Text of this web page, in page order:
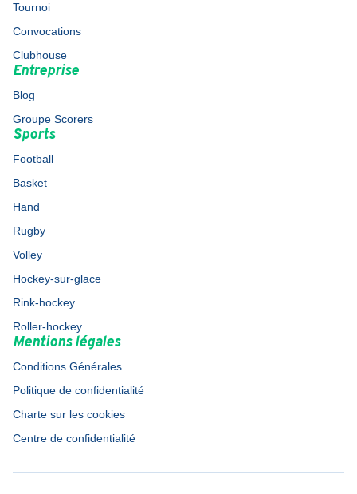
Tournoi
Convocations
Clubhouse
Entreprise
Blog
Groupe Scorers
Sports
Football
Basket
Hand
Rugby
Volley
Hockey-sur-glace
Rink-hockey
Roller-hockey
Mentions légales
Conditions Générales
Politique de confidentialité
Charte sur les cookies
Centre de confidentialité